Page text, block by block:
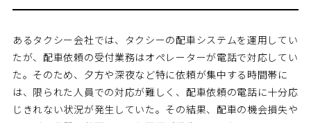
あるタクシー会社では、タクシーの配車システムを運用してい
たが、配車依頼の受付業務はオペレーターが電話で対応してい
た。そのため、夕方や深夜など特に依頼が集中する時間帯に
は、限られた人員での対応が難しく、配車依頼の電話に十分応
じきれない状況が発生していた。その結果、配車の機会損失や